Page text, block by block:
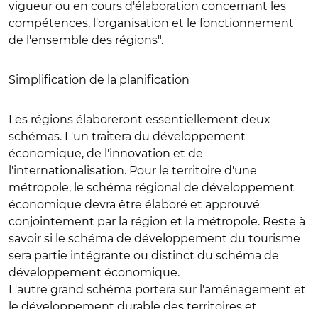
vigueur ou en cours d'élaboration concernant les
compétences, l'organisation et le fonctionnement
de l'ensemble des régions".
Simplification de la planification
Les régions élaboreront essentiellement deux
schémas. L'un traitera du développement
économique, de l'innovation et de
l'internationalisation. Pour le territoire d'une
métropole, le schéma régional de développement
économique devra être élaboré et approuvé
conjointement par la région et la métropole. Reste à
savoir si le schéma de développement du tourisme
sera partie intégrante ou distinct du schéma de
développement économique.
L'autre grand schéma portera sur l'aménagement et